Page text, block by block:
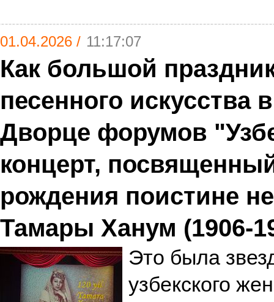
01.04.2026 / 11:17:07
Как большой
песенного искусства
Дворце форумов
концерт,
рождения поистине
Тамары Ханум (1906-
Это была
узбекского